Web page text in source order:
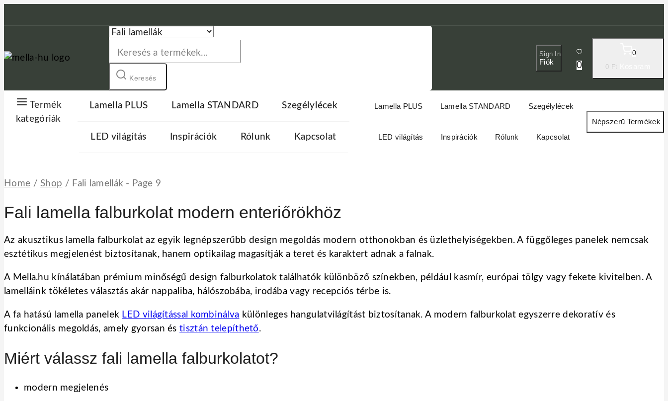
Keresés
Sign In
Fiók 0
0
0 Ft
Termék
kategóriák
Lamella PLUS Lamella STANDARD Szegélylécek
LED világítás Inspirációk Rólunk Kapcsolat
Lamella PLUS Lamella STANDARD Szegélylécek
LED világítás Inspirációk Rólunk Kapcsolat
Népszerū Termékek
Home / Shop / Fali lamellák - Page 9
Fali lamella falburkolat modern enteriőrökhöz
Az akusztikus lamella falburkolat az egyik legnépszerűbb design megoldás modern otthonokban és üzlethelyiségekben. A függőleges panelek nemcsak
esztétikus megjelenést biztosítanak, hanem optikailag magasítják a teret és karaktert adnak a falnak.
A Mella.hu kínálatában prémium minőségű design falburkolatok találhatók különböző színekben, például kasmír, európai tölgy vagy fekete kivitelben. A
lamelláink tökéletes választás akár nappaliba, hálószobába, irodába vagy recepciós térbe is.
A fa hatású lamella panelek LED világítással kombinálva különleges hangulatvilágítást biztosítanak. A modern falburkolat egyszerre dekoratív és
funkcionális megoldás, amely gyorsan és tisztán telepíthető.
Miért válassz fali lamella falburkolatot?
modern megjelenés